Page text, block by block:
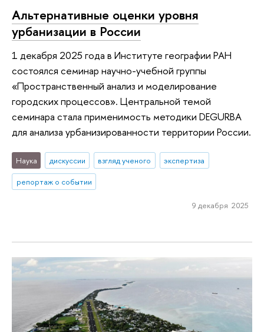
Альтернативные оценки уровня
урбанизации в России
1 декабря 2025 года в Институте географии РАН
состоялся семинар научно-учебной группы
«Пространственный анализ и моделирование
городских процессов». Центральной темой
семинара стала применимость методики DEGURBA
для анализа урбанизированности территории России.
Наука дискуссии взгляд ученого
экспертиза
репортаж о событии
9 декабря 2025